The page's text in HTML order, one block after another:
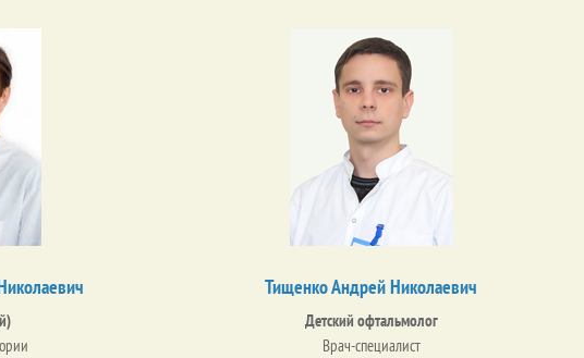
Тищенко Андрей Николаевич
Детский офтальмолог
Врач-специалист